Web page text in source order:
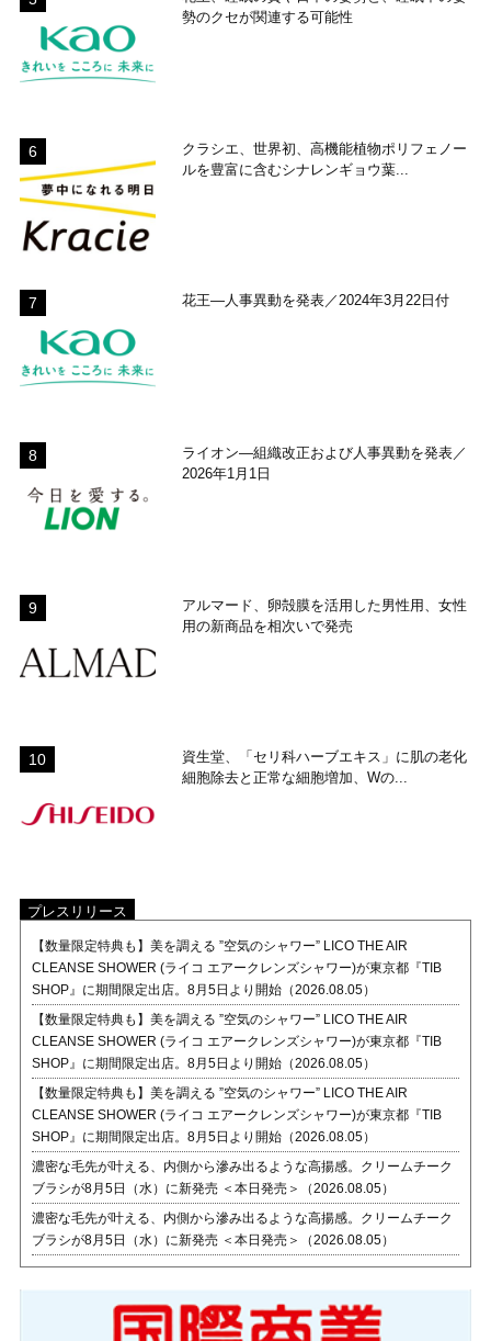
勢のクセが関連する可能性
クラシエ、世界初、高機能植物ポリフェノー
ルを豊富に含むシナレンギョウ葉...
花王―人事異動を発表／2024年3月22日付
ライオン―組織改正および人事異動を発表／
2026年1月1日
アルマード、卵殻膜を活用した男性用、女性
用の新商品を相次いで発売
資生堂、「セリ科ハーブエキス」に肌の老化
細胞除去と正常な細胞増加、Wの...
プレスリリース
【数量限定特典も】美を調える ”空気のシャワー” LICO THE AIR
CLEANSE SHOWER (ライコ エアークレンズシャワー)が東京都『TIB
SHOP』に期間限定出店。8月5日より開始（2026.08.05）
【数量限定特典も】美を調える ”空気のシャワー” LICO THE AIR
CLEANSE SHOWER (ライコ エアークレンズシャワー)が東京都『TIB
SHOP』に期間限定出店。8月5日より開始（2026.08.05）
【数量限定特典も】美を調える ”空気のシャワー” LICO THE AIR
CLEANSE SHOWER (ライコ エアークレンズシャワー)が東京都『TIB
SHOP』に期間限定出店。8月5日より開始（2026.08.05）
濃密な毛先が叶える、内側から滲み出るような高揚感。クリームチーク
ブラシが8月5日（水）に新発売 ＜本日発売＞（2026.08.05）
濃密な毛先が叶える、内側から滲み出るような高揚感。クリームチーク
ブラシが8月5日（水）に新発売 ＜本日発売＞（2026.08.05）